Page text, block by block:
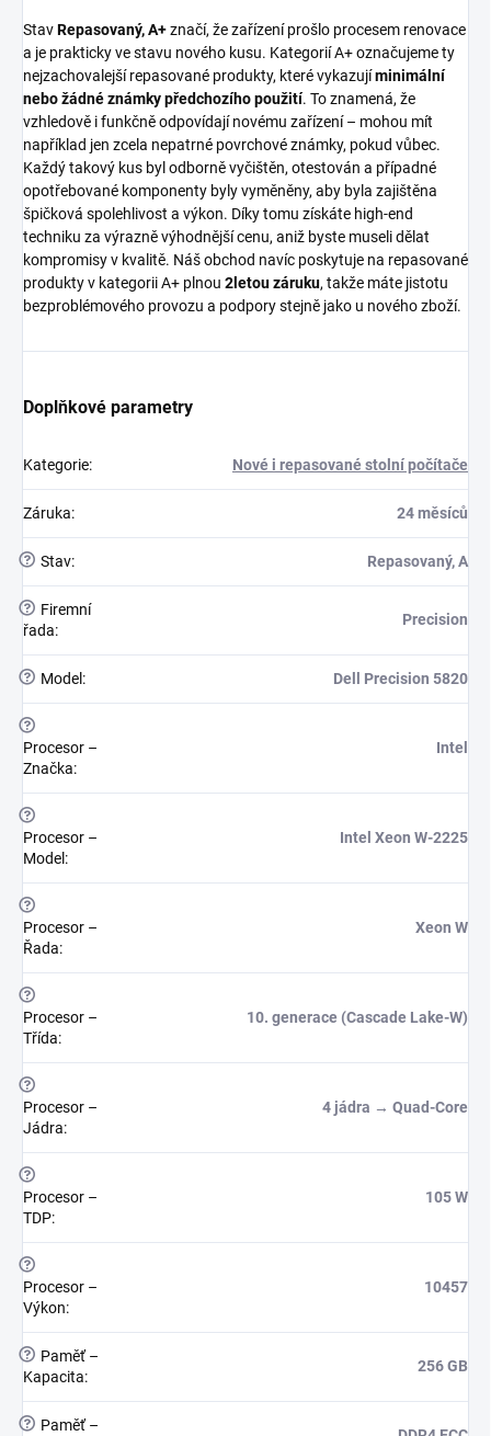
StavRepasovaný, A+značí, že zařízení prošlo procesem renovace
a je prakticky ve stavu nového kusu. Kategorií A+ označujeme ty
nejzachovalejší repasované produkty, které vykazujíminimální
nebo žádné známky předchozího použití. To znamená, že
vzhledově i funkčně odpovídají novému zařízení – mohou mít
například jen zcela nepatrné povrchové známky, pokud vůbec.
Každý takový kus byl odborně vyčištěn, otestován a případné
opotřebované komponenty byly vyměněny, aby byla zajištěna
špičková spolehlivost a výkon. Díky tomu získáte high-end
techniku za výrazně výhodnější cenu, aniž byste museli dělat
kompromisy v kvalitě. Náš obchod navíc poskytuje na repasované
produkty v kategorii A+ plnou 2letou záruku, takže máte jistotu
bezproblémového provozu a podpory stejně jako u nového zboží.
Doplňkové parametry
Kategorie: Nové i repasované stolní počítače
Záruka: 24 měsíců
? Stav: Repasovaný, A
?
Firemní
řada:
Precision
? Model : Dell Precision 5820
?
Procesor –
Značka:
Intel
?
Procesor –
Model :
Intel Xeon W-2225
?
Procesor –
Řada:
Xeon W
?
Procesor –
Třída:
10. generace (Cascade Lake-W)
?
Procesor –
Jádra:
4 jádra → Quad-Core
?
Procesor –
TDP:
105 W
?
Procesor –
Výkon:
10457
?
Paměť –
Kapacita:
256 GB
? Paměť –